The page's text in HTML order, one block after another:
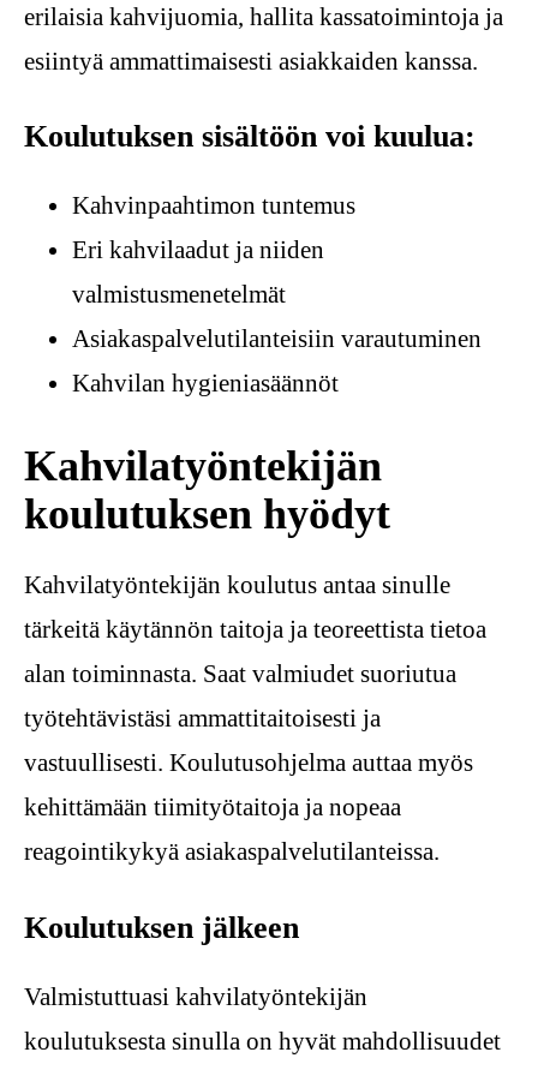
erilaisia kahvijuomia, hallita kassatoimintoja ja
esiintyä ammattimaisesti asiakkaiden kanssa.
Koulutuksen sisältöön voi kuulua:
Kahvinpaahtimon tuntemus
Eri kahvilaadut ja niiden
valmistusmenetelmät
Asiakaspalvelutilanteisiin varautuminen
Kahvilan hygieniasäännöt
Kahvilatyöntekijän
koulutuksen hyödyt
Kahvilatyöntekijän koulutus antaa sinulle
tärkeitä käytännön taitoja ja teoreettista tietoa
alan toiminnasta. Saat valmiudet suoriutua
työtehtävistäsi ammattitaitoisesti ja
vastuullisesti. Koulutusohjelma auttaa myös
kehittämään tiimityötaitoja ja nopeaa
reagointikykyä asiakaspalvelutilanteissa.
Koulutuksen jälkeen
Valmistuttuasi kahvilatyöntekijän
koulutuksesta sinulla on hyvät mahdollisuudet